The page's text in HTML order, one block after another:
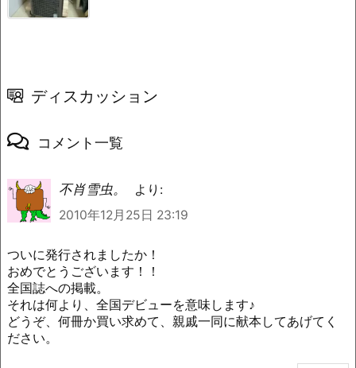
ディスカッション
コメント一覧
不肖雪虫。
より:
2010年12月25日 23:19
ついに発行されましたか！
おめでとうございます！！
全国誌への掲載。
それは何より、全国デビューを意味します♪
どうぞ、何冊か買い求めて、親戚一同に献本してあげてく
ださい。